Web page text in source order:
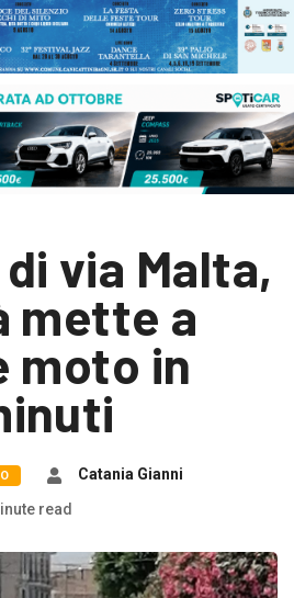
via Malta,
mette a
moto in
Catania Gianni
read